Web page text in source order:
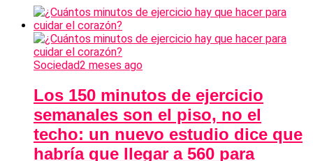
Sociedad2 meses ago
Los 150 minutos de ejercicio
semanales son el piso, no el
techo: un nuevo estudio dice que
habría que llegar a 560 para